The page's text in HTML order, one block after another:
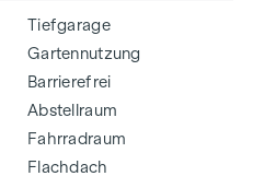
Tiefgarage
Gartennutzung
Barrierefrei
Abstellraum
Fahrradraum
Flachdach